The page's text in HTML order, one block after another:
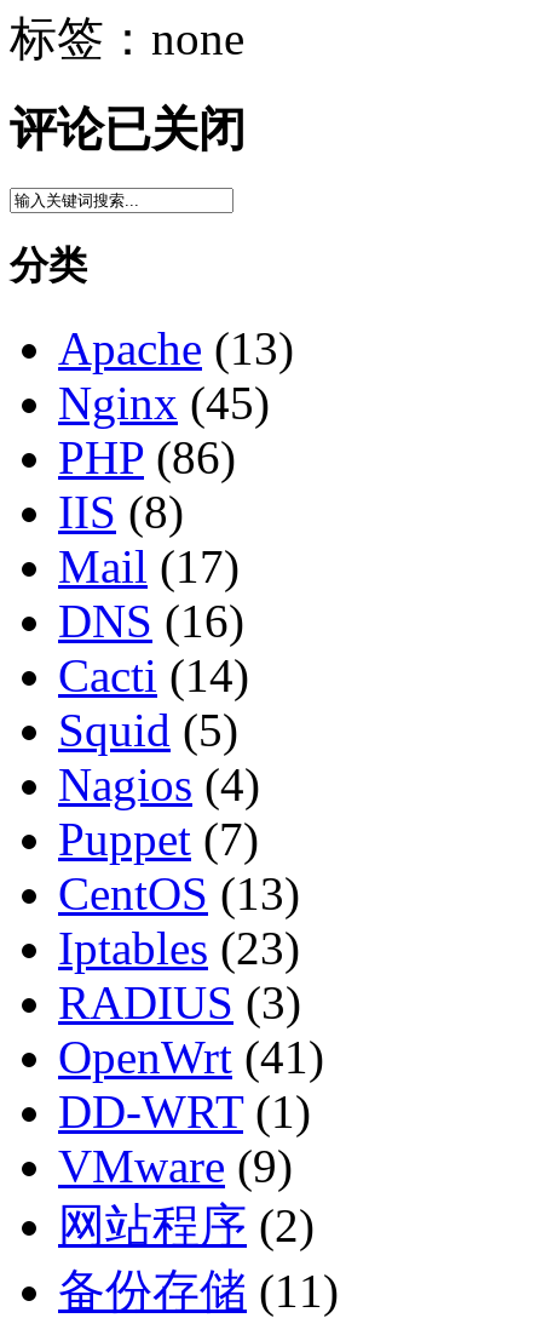
标签：none
评论已关闭
分类
Apache (13)
Nginx (45)
PHP (86)
IIS (8)
Mail (17)
DNS (16)
Cacti (14)
Squid (5)
Nagios (4)
Puppet (7)
CentOS (13)
Iptables (23)
RADIUS (3)
OpenWrt (41)
DD-WRT(1)
VMware (9)
网站程序 (2)
备份存储 (11)